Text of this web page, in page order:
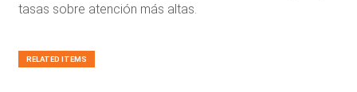
tasas sobre atención más altas.
RELATED ITEMS